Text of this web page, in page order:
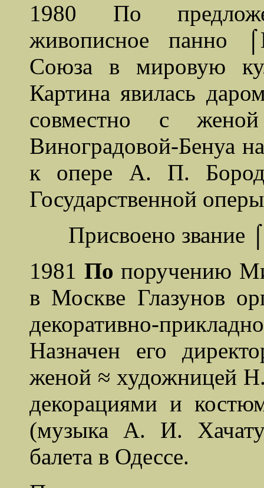
1980 По
живописное панно
Союза в мировую
Картина явилась
совместно с
Виноградовой-Бенуа
к опере А. П.
Государственной
Присвоено
1981 По поручению
в Москве Глазунов
декоративно-
Назначен его
женой ≈ художницей
декорациями и
(музыка А. И.
балета в Одессе.